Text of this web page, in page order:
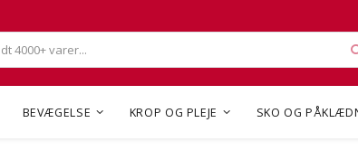
to
to
BEVÆGELSE KROP OG PLEJE SKO OG